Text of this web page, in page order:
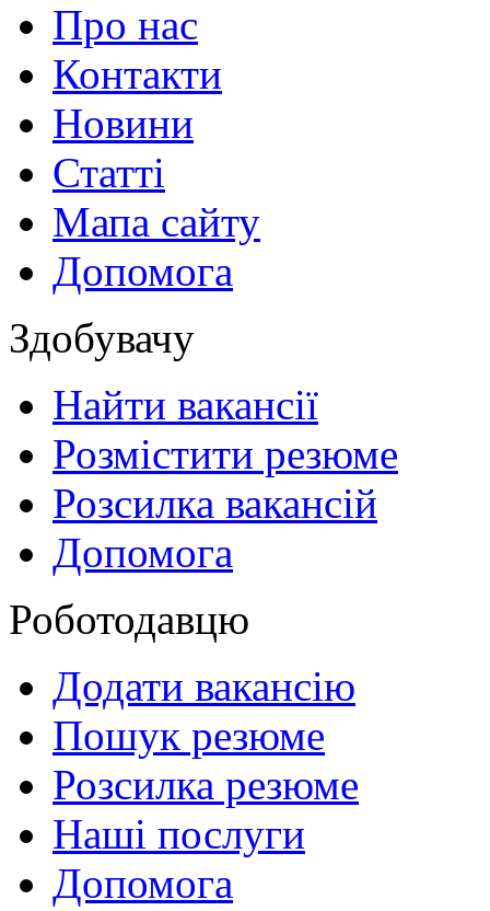
Про нас
Контакти
Новини
Статті
Мапа сайту
Допомога
Здобувачу
Найти вакансії
Розмістити резюме
Розсилка вакансій
Допомога
Роботодавцю
Додати вакансію
Пошук резюме
Розсилка резюме
Наші послуги
Допомога